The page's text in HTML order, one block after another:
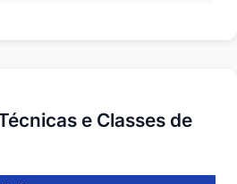
e Classes de